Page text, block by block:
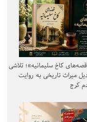
کاخ سلیمانیه»؛ تلاشی
میراث تاریخی به روایت
کرج